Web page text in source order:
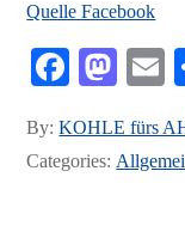
Quelle Facebook
Fa
bo
ok
M
to
do
By:KOHLE fürs
Categories: